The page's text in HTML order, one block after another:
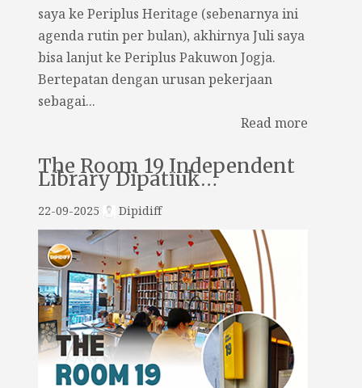
saya ke Periplus Heritage (sebenarnya ini
agenda rutin per bulan), akhirnya Juli saya
bisa lanjut ke Periplus Pakuwon Jogja.
Bertepatan dengan urusan pekerjaan
sebagai...
Read more
The Room 19 Independent
Library Dipatiuk…
22-09-2025 Dipidiff